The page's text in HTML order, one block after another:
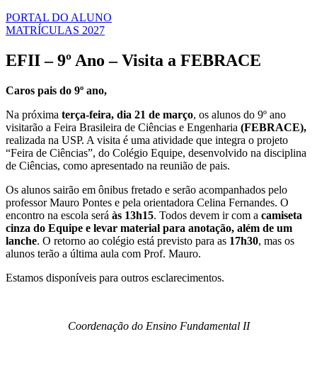
PORTAL DO ALUNO
MATRÍCULAS 2027
EFII – 9º Ano – Visita a FEBRACE
Caros pais do 9º ano,
Na próxima terça-feira, dia 21 de março, os alunos do 9º ano
visitarão a Feira Brasileira de Ciências e Engenharia (FEBRACE),
realizada na USP. A visita é uma atividade que integra o projeto
“Feira de Ciências”, do Colégio Equipe, desenvolvido na disciplina
de Ciências, como apresentado na reunião de pais.
Os alunos sairão em ônibus fretado e serão acompanhados pelo
professor Mauro Pontes e pela orientadora Celina Fernandes. O
encontro na escola será às 13h15. Todos devem ir com a camiseta
cinza do Equipe e levar material para anotação, além de um
lanche. O retorno ao colégio está previsto para as 17h30, mas os
alunos terão a última aula com Prof. Mauro.
Estamos disponíveis para outros esclarecimentos.
Coordenação do Ensino Fundamental II